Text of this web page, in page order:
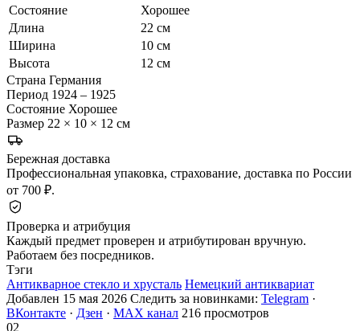
Состояние
Хорошее
Длина
22 см
Ширина
10 см
Высота
12 см
Страна Германия
Период 1924 – 1925
Состояние Хорошее
Размер 22 × 10 × 12 см
Бережная доставка
Профессиональная упаковка, страхование, доставка по России
от 700 ₽.
Проверка и атрибуция
Каждый предмет проверен и атрибутирован вручную.
Работаем без посредников.
Тэги
Антикварное стекло и хрусталь Немецкий антиквариат
Добавлен 15 мая 2026 Следить за новинками: Telegram ·
ВКонтакте · Дзен · MAX канал 216 просмотров
02